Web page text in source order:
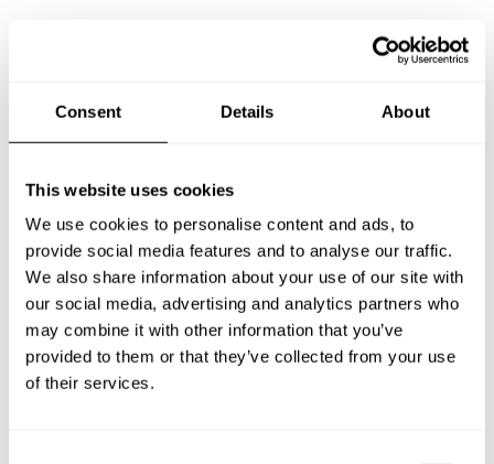
Consent Details About
This website uses cookies
We use cookies to personalise content and ads, to
provide social media features and to analyse our traffic.
We also share information about your use of our site with
our social media, advertising and analytics partners who
may combine it with other information that you’ve
provided to them or that they’ve collected from your use
of their services.
Preguntas frecuentes
Domicilio en Atamaría.
¿Qué incluye un servicio de Chef a Domicilio en
Atamaría?
¿Cuánto cuesta un Chef a Domicilio en Atamaría?
¿Cómo puedo reservar un Chef a Domicilio en
Atamaría?